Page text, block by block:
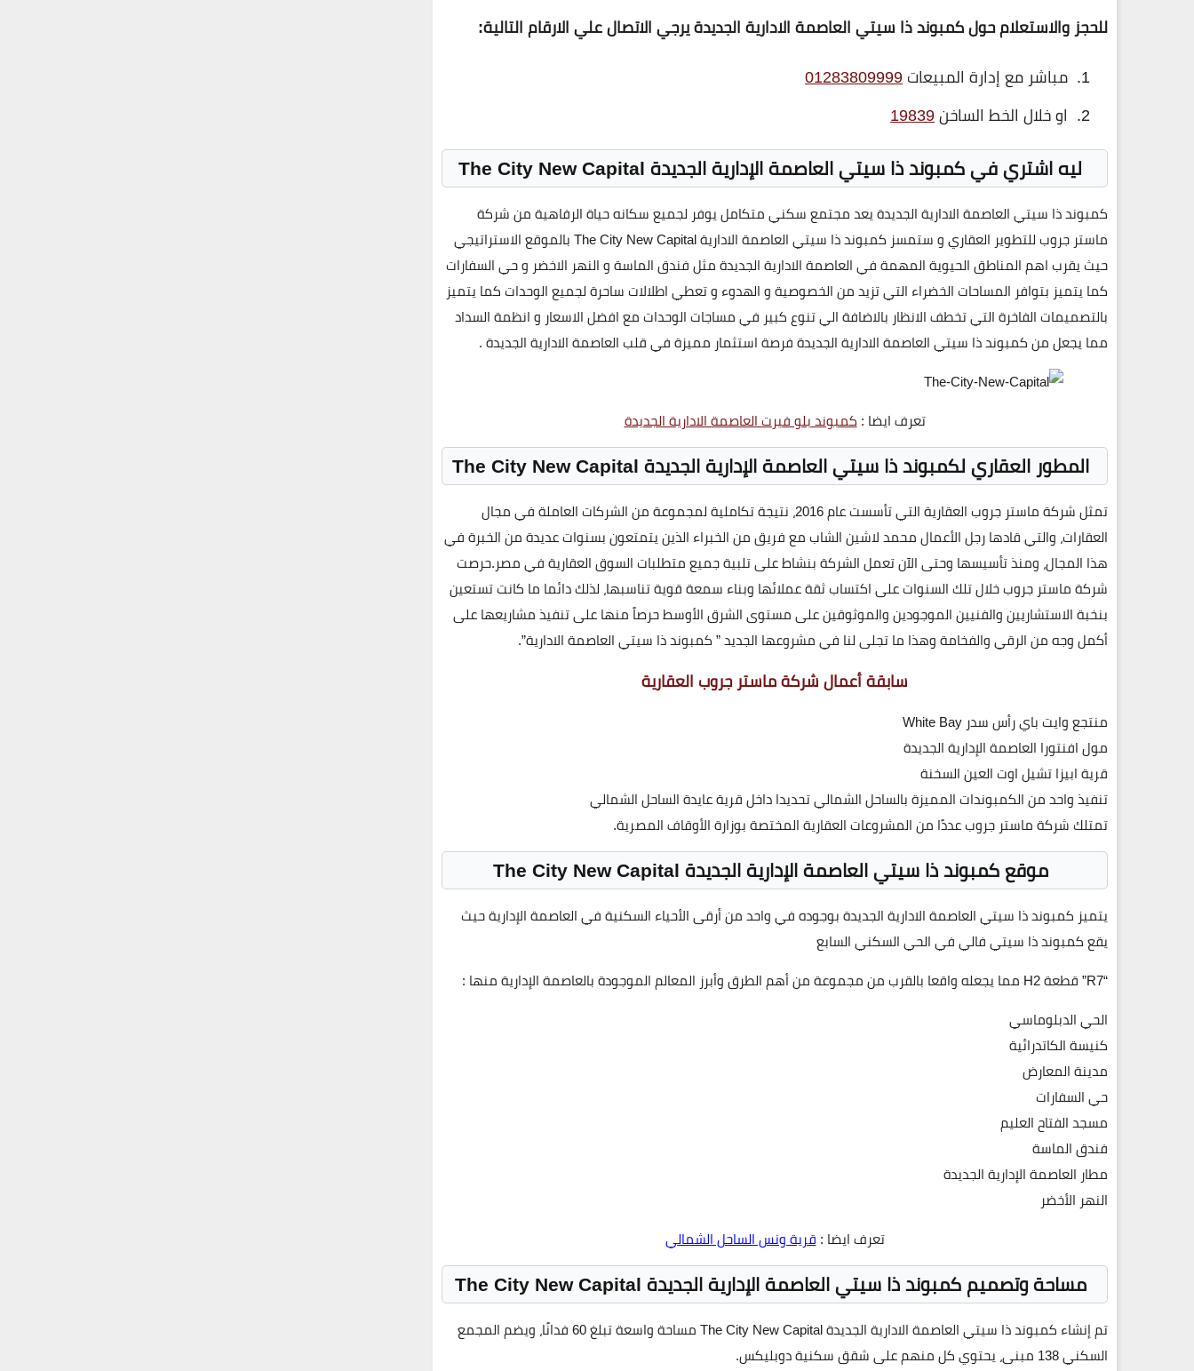
للحجز والاستعلام حول كمبوند ذا سيتي العاصمة الادارية الجديدة يرجي الاتصال علي الارقام التالية:
مباشر مع إدارة المبيعات01283809999
او خلال الخط الساخن19839
ليه اشتري في كمبوند ذا سيتي العاصمة الإدارية الجديدة The City New Capital
كمبوند ذا سيتي العاصمة الادارية الجديدة يعد مجتمع سكني متكامل يوفر لجميع سكانه حياة الرفاهية من شركة
ماستر جروب للتطوير العقاري و ستمسز كمبوند ذا سيتي العاصمة الادارية The City New Capital بالموقع الاستراتيجي
حيث يقرب اهم المناطق الحيوية المهمة في العاصمة الادارية الجديدة مثل فندق الماسة و النهر الاخضر و حي السفارات
كما يتميز بتوافر المساحات الخضراء التي تزيد من الخصوصية و الهدوء و تعطي اطلالات ساحرة لجميع الوحدات كما يتميز
بالتصميمات الفاخرة التي تخطف الانظار بالاضافة الي تنوع كبير في مساجات الوحدات مع افضل الاسعار و انظمة السداد
مما يجعل من كمبوند ذا سيتي العاصمة الادارية الجديدة فرصة استثمار مميزة في قلب العاصمة الادارية الجديدة .
تعرف ايضا :كمبوند بلو فيرت العاصمة الادارية الجديدة
المطور العقاري لكمبوند ذا سيتي العاصمة الإدارية الجديدة The City New Capital
تمثل شركة ماستر جروب العقارية التي تأسست عام 2016، نتيجة تكاملية لمجموعة من الشركات العاملة في مجال
العقارات، والتي قادها رجل الأعمال محمد لاشين الشاب مع فريق من الخبراء الذين يتمتعون بسنوات عديدة من الخبرة في
هذا المجال، ومنذ تأسيسها وحتى الآن تعمل الشركة بنشاط على تلبية جميع متطلبات السوق العقارية في مصر.حرصت
شركة ماستر جروب خلال تلك السنوات على اكتساب ثقة عملائها وبناء سمعة قوية تناسبها، لذلك دائما ما كانت تستعين
بنخبة الاستشاريين والفنيين الموجودين والموثوقين على مستوى الشرق الأوسط حرصاً منها على تنفيذ مشاريعها على
أكمل وجه من الرقي والفخامة وهذا ما تجلى لنا في مشروعها الجديد ” كمبوند ذا سيتي العاصمة الادارية”.
سابقة أعمال شركة ماستر جروب العقارية
منتجع وايت باي رأس سدر White Bay
مول افنتورا العاصمة الإدارية الجديدة
قرية ابيزا تشيل اوت العين السخنة
تنفيذ واحد من الكمبوندات المميزة بالساحل الشمالي تحديدا داخل قرية عايدة الساحل الشمالي
تمتلك شركة ماستر جروب عددًا من المشروعات العقارية المختصة بوزارة الأوقاف المصرية.
موقع كمبوند ذا سيتي العاصمة الإدارية الجديدة The City New Capital
يتميز كمبوند ذا سيتي العاصمة الادارية الجديدة بوجوده في واحد من أرقى الأحياء السكنية في العاصمة الإدارية حيث
يقع كمبوند ذا سيتي فالي في الحي السكني السابع
“R7” قطعة H2 مما يجعله واقعا بالقرب من مجموعة من أهم الطرق وأبرز المعالم الموجودة بالعاصمة الإدارية منها :
الحي الدبلوماسي
كنيسة الكاتدرائية
مدينة المعارض
حي السفارات
مسجد الفتاح العليم
فندق الماسة
مطار العاصمة الإدارية الجديدة
النهر الأخضر
تعرف ايضا :قرية ونس الساحل الشمالي
مساحة وتصميم كمبوند ذا سيتي العاصمة الإدارية الجديدة The City New Capital
تم إنشاء كمبوند ذا سيتي العاصمة الادارية الجديدة The City New Capital مساحة واسعة تبلغ 60 فدانًا، ويضم المجمع
السكني 138 مبنى، يحتوي كل منهم على شقق سكنية دوبليكس.